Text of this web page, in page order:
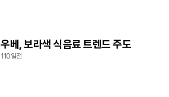
우베, 보라색 식음료 트렌드 주도
110일전